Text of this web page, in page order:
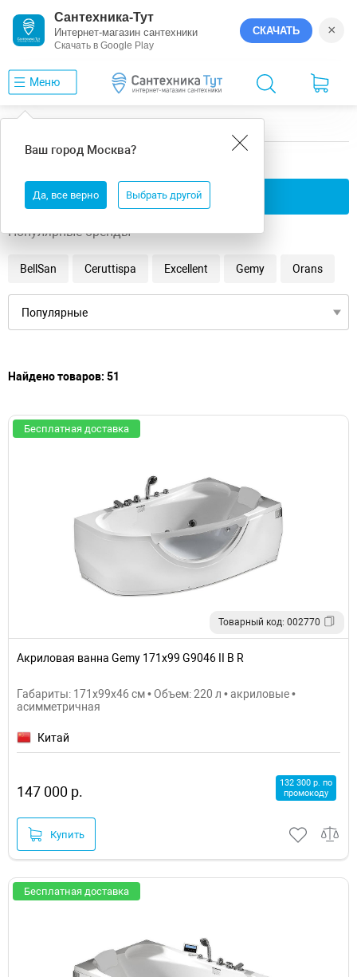
Сантехника-Тут
Интернет-магазин сантехники
Скачать в Google Play
СКАЧАТЬ ×
Меню
Ваш город Москва?
Да, все верно Выбрать другой
10 ванны
Применить фильтры
Популярные бренды
BellSan Ceruttispa Excellent Gemy Orans
Найдено товаров: 51
Бесплатная доставка
Товарный код: 002770
Акриловая ванна Gemy 171х99 G9046 II B R
Габариты: 171x99x46 см • Объем: 220 л • акриловые •
асимметричная
Китай
147 000 р.
132 300 р. по
промокоду
Купить
Бесплатная доставка